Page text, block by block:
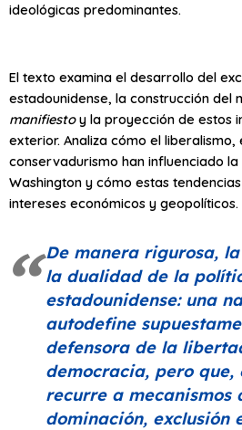
ideológicas predominantes.
El texto examina el desarrollo del
estadounidense, la construcción del
manifiestoy la proyección de estos
exterior. Analiza cómo el
conservadurismo han influenciado
Washington y cómo estas
intereses económicos y geopolíticos.
De manera rigurosa,
la dualidad de la
estadounidense: una
autodefine
defensora de la
democracia, pero
recurre a mecanismos
dominación, exclusión